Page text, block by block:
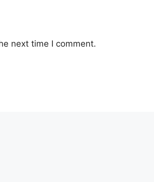
next time I comment.